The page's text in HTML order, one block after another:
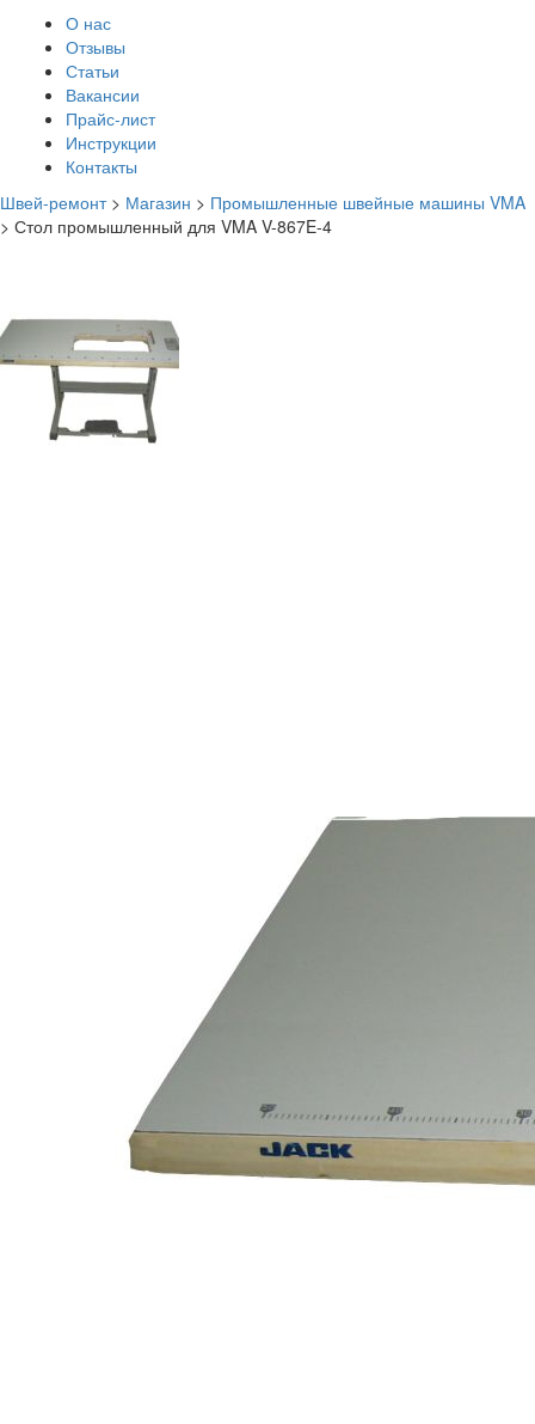
О нас
Отзывы
Статьи
Вакансии
Прайс-лист
Инструкции
Контакты
Швей-ремонт> Магазин > Промышленные швейные машины VMA
> Стол промышленный для VMA V-867E-4